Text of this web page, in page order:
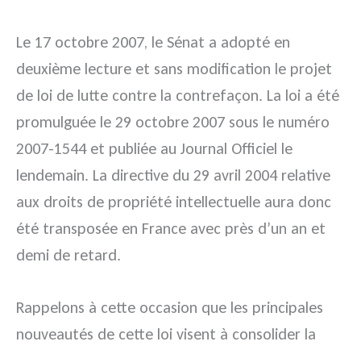
Le 17 octobre 2007, le Sénat a adopté en
deuxième lecture et sans modification le projet
de loi de lutte contre la contrefaçon. La loi a été
promulguée le 29 octobre 2007 sous le numéro
2007-1544 et publiée au Journal Officiel le
lendemain. La directive du 29 avril 2004 relative
aux droits de propriété intellectuelle aura donc
été transposée en France avec près d’un an et
demi de retard.
Rappelons à cette occasion que les principales
nouveautés de cette loi visent à consolider la